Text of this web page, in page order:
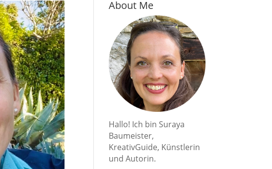
About Me
Hallo! Ich bin Suraya
Baumeister,
KreativGuide, Künstlerin
und Autorin.